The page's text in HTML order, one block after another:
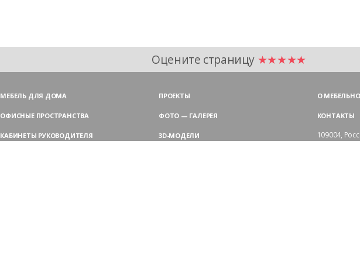
Оцените страницу ★★★★★
МЕБЕЛЬ ДЛЯ ДОМА
ОФИСНЫЕ ПРОСТРАНСТВА
КАБИНЕТЫ РУКОВОДИТЕЛЯ
ПРОЕКТЫ
ФОТО — ГАЛЕРЕЯ
3D-МОДЕЛИ
О
КОНТАКТЫ
109004,